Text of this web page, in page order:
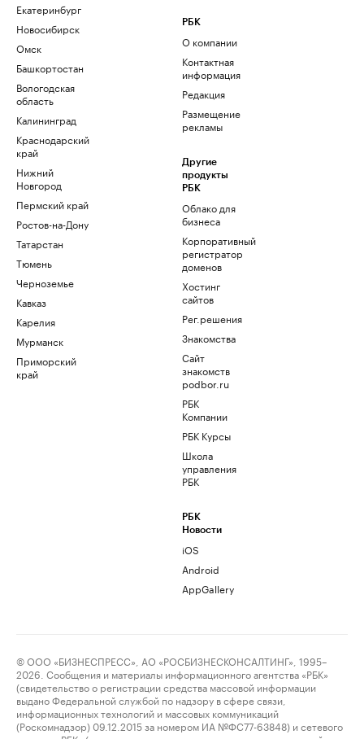
Екатеринбург
Новосибирск
Омск
Башкортостан
Вологодская
область
Калининград
Краснодарский
край
Нижний
Новгород
Пермский край
Ростов-на-Дону
Татарстан
Тюмень
Черноземье
Кавказ
Карелия
Мурманск
Приморский
край
РБК
О компании
Контактная
информация
Редакция
Размещение
рекламы
Другие
продукты
РБК
Облако для
бизнеса
Корпоративный
регистратор
доменов
Хостинг
сайтов
Рег.решения
Знакомства
Сайт
знакомств
podbor.ru
РБК
Компании
РБК Курсы
Школа
управления
РБК
РБК
Новости
iOS
Android
AppGallery
© ООО «БИЗНЕСПРЕСС», АО «РОСБИЗНЕСКОНСАЛТИНГ», 1995–
2026. Сообщения и материалы информационного агентства «РБК»
(свидетельство о регистрации средства массовой информации
выдано Федеральной службой по надзору в сфере связи,
информационных технологий и массовых коммуникаций
(Роскомнадзор) 09.12.2015 за номером ИА №ФС77-63848) и сетевого